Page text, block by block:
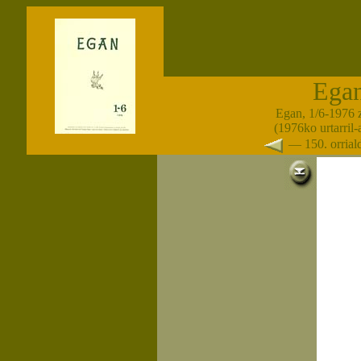
Egan, 1/6-1976
(1976ko urtarril-
— 150.